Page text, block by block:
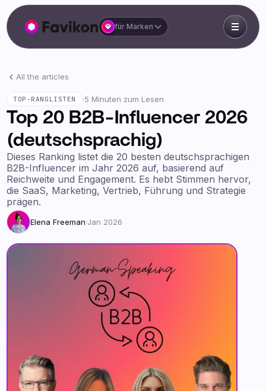
für Marken
All the articles
TOP-RANGLISTEN ·5 Minuten zum Lesen
Top 20 B2B-Influencer 2026
(deutschsprachig)
Dieses Ranking listet die 20 besten deutschsprachigen
B2B-Influencer im Jahr 2026 auf, basierend auf
Reichweite und Engagement. Es hebt Stimmen hervor,
die SaaS, Marketing, Vertrieb, Führung und Strategie
prägen.
Elena Freeman·Jan 2026